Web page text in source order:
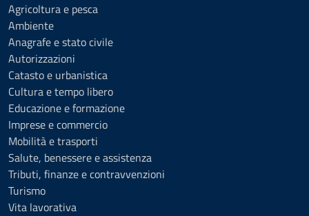
Agricoltura e pesca
Ambiente
Anagrafe e stato civile
Autorizzazioni
Catasto e urbanistica
Cultura e tempo libero
Educazione e formazione
Imprese e commercio
Mobilità e trasporti
Salute, benessere e assistenza
Tributi, finanze e contravvenzioni
Turismo
Vita lavorativa